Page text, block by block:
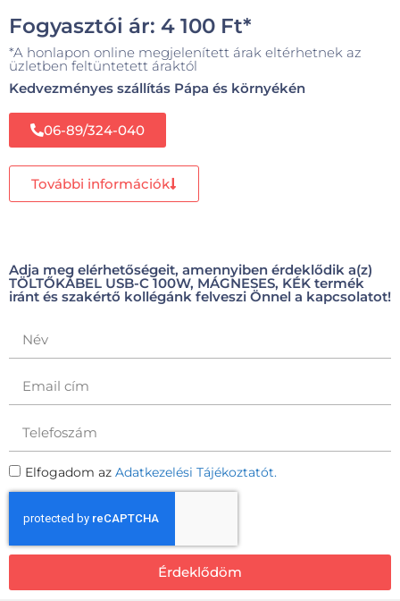
Fogyasztói ár: 4 100 Ft*
*A honlapon online megjelenített árak eltérhetnek az
üzletben feltüntetett áraktól
Kedvezményes szállítás Pápa és környékén
06-89/324-040
További információk
Adja meg elérhetőségeit, amennyiben érdeklődik a(z)
TÖLTŐKÁBEL USB-C 100W, MÁGNESES, KÉK termék
iránt és szakértő kollégánk felveszi Önnel a kapcsolatot!
Elfogadom az Adatkezelési Tájékoztatót.
Érdeklődöm